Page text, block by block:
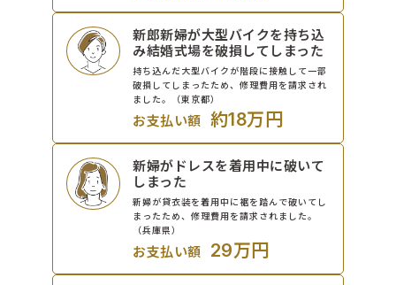
新郎新婦が大型バイクを持ち込
み結婚式場を破損してしまった
持ち込んだ大型バイクが階段に接触して一部
破損してしまったため、修理費用を請求され
ました。（東京都）
お支払い額 約18万円
新婦がドレスを着用中に破いて
しまった
新婦が貸衣装を着用中に裾を踏んで破いてし
まったため、修理費用を請求されました。
（兵庫県）
お支払い額 29万円